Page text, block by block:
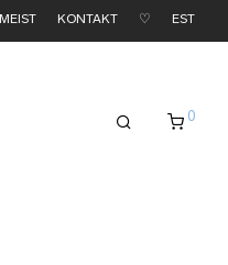
MEIST KONTAKT ♡ EST
0